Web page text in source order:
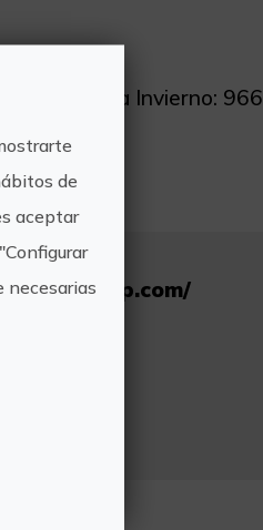
Temporada Invierno:
de
aceptar
necesarias